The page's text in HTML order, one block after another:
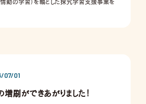
情動の学習）を軸とした探究学習支援事業を
07/01
刷ができあがりました！